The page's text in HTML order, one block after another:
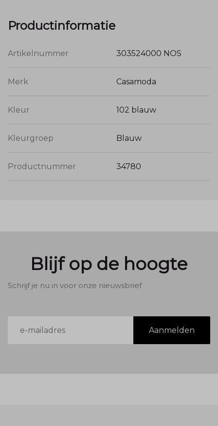
Productinformatie
Artikelnummer 303524000 NOS
Merk Casamoda
Kleur 102 blauw
Kleurgroep Blauw
Productnummer 34780
Blijf op de hoogte
Schrijf je nu in voor onze nieuwsbrief
mailadres
Aanmelden